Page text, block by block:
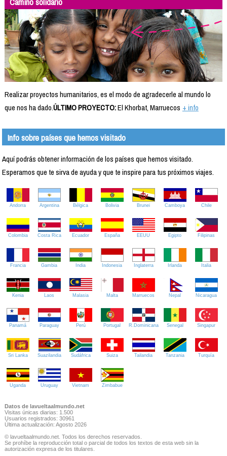
Realizar proyectos humanitarios, es el modo de agradecerle al mundo lo
que nos ha dado.ÚLTIMO PROYECTO:El Khorbat, Marruecos + info
Info sobre países que hemos visitado
Aquí podrás obtener información de los países que hemos visitado.
Esperamos que te sirva de ayuda y que te inspire para tus próximos viajes.
Andorra Argentina Bélgica Bolivia Brunei Camboya Chile
Colombia Costa Rica Ecuador España EEUU Egipto Filipinas
Francia Gambia India Indonesia Inglaterra Irlanda Italia
Kenia Laos Malasia Malta Marruecos Nepal Nicaragua
Panamá Paraguay Perú Portugal R.Dominicana Senegal Singapur
Sri Lanka Suazilandia Sudáfrica Suiza Tailandia Tanzania Turquía
Uganda Uruguay Vietnam Zimbabue
Datos de lavueltaalmundo.net
Visitas únicas diarias: 1.500
Usuarios registrados: 30961
Última actualización: Agosto 2026
© lavueltaalmundo.net. Todos los derechos reservados.
Se prohíbe la reproducción total o parcial de todos los textos de esta web sin la
autorización expresa de los titulares.